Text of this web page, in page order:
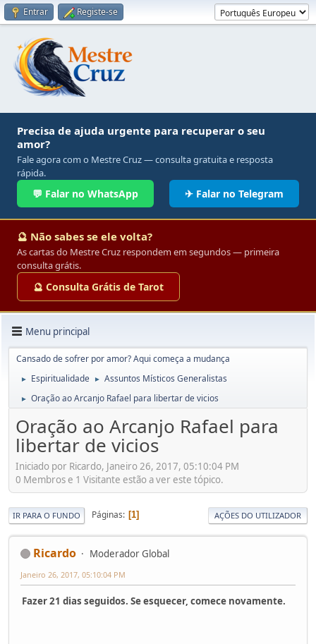
Entrar Registe-se
Precisa de ajuda urgente para recuperar o seu
amor?
Fale agora com o Mestre Cruz — consulta gratuita e resposta
rápida.
💬 Falar no WhatsApp ✈ Falar no Telegram
🔮 Não sabes se ele volta?
As cartas do Mestre Cruz respondem em segundos — primeira
consulta grátis.
🔮 Consulta Grátis de Tarot
Menu principal
Cansado de sofrer por amor? Aqui começa a mudança
► Espiritualidade ► Assuntos Místicos Generalistas
► Oração ao Arcanjo Rafael para libertar de vicios
Oração ao Arcanjo Rafael para
libertar de vicios
Iniciado por Ricardo, Janeiro 26, 2017, 05:10:04 PM
0 Membros e 1 Visitante estão a ver este tópico.
IR PARA O FUNDO Páginas 1 AÇÕES DO UTILIZADOR
Ricardo Moderador Global
Janeiro 26, 2017, 05:10:04 PM
Fazer 21 dias seguidos. Se esquecer, comece novamente.